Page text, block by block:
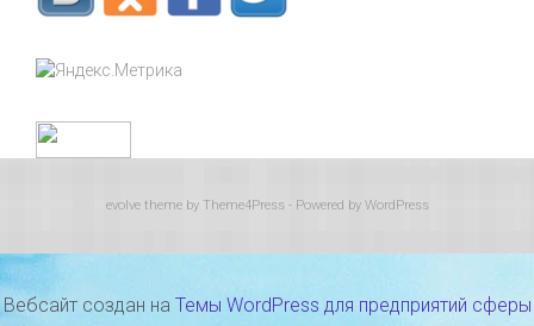
evolvetheme by Theme4Press - Powered by WordPress
Вебсайт создан на Темы WordPress для предприятий сферы